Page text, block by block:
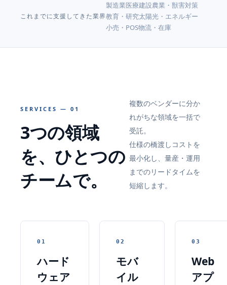
これまでに支援してきた業界
製造業医療建設農業・獣害対策
教育・研究太陽光・エネルギー
小売・POS物流・在庫
SERVICES — 01
3つの領域
を、ひとつの
チームで。
複数のベンダーに分か
れがちな領域を一括で
受託。
仕様の橋渡しコストを
最小化し、量産・運用
までのリードタイムを
短縮します。
01
ハード
ウェア
02
モバ
イル
03
Web
アプ